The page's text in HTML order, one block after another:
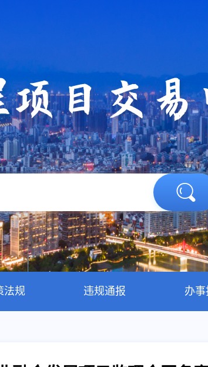
法规 违规通报 办事